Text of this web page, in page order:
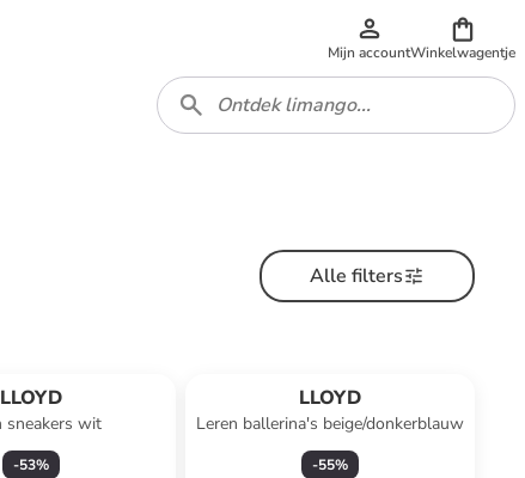
Mijn accountWinkelwagentje
Alle filters
LLOYD
sneakers wit
-53%
LLOYD
Leren ballerina's beige/donkerblauw
-55%